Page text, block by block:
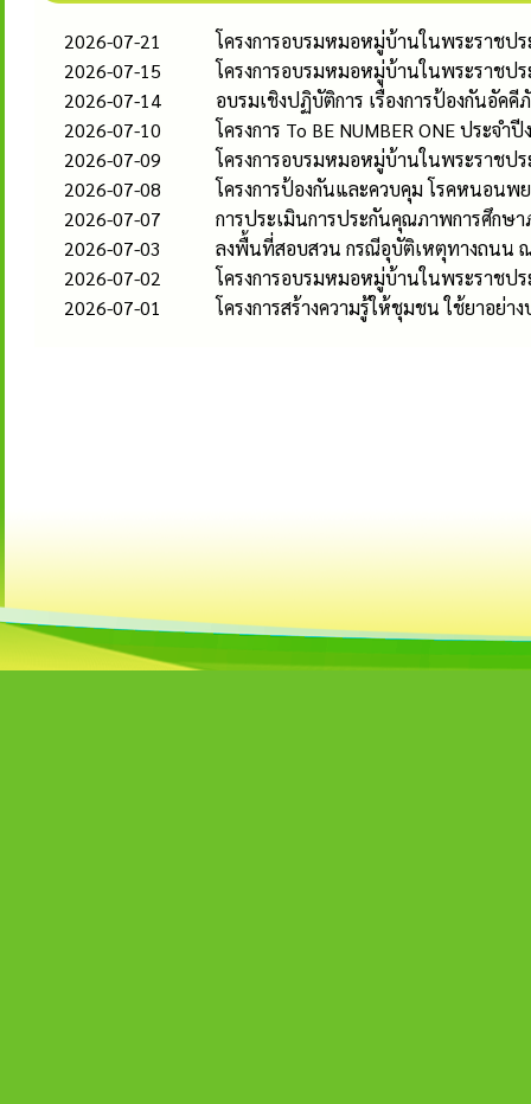
2026-07-21
โครงการอบรมหมอหมู่บ้านในพระราช
2026-07-15
โครงการอบรมหมอหมู่บ้านในพระราช
2026-07-14
อบรมเชิงปฏิบัติการ เรื่องการป้องกันอั
2026-07-10
โครงการ To BE NUMBER ONE ประจ
2026-07-09
โครงการอบรมหมอหมู่บ้านในพระราช
2026-07-08
โครงการป้องกันและควบคุม โรคหนอน
2026-07-07
การประเมินการประกันคุณภาพการศึกษ
2026-07-03
ลงพื้นที่สอบสวน กรณีอุบัติเหตุทางถนน
2026-07-02
โครงการอบรมหมอหมู่บ้านในพระราชป
2026-07-01
โครงการสร้างความรู้ให้ชุมชน ใช้ยาอย่